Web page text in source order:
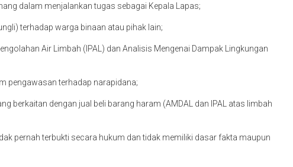
dalam menjalankan tugas sebagai Kepala Lapas;
terhadap warga binaan atau pihak lain;
Air Limbah (IPAL) dan Analisis Mengenai Dampak Lingkungan
pengawasan terhadap narapidana;
berkaitan dengan jual beli barang haram (AMDAL dan IPAL atas limbah
pernah terbukti secara hukum dan tidak memiliki dasar fakta maupun